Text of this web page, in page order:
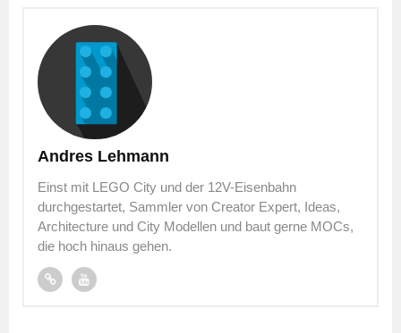
Andres Lehmann
Einst mit LEGO City und der 12V-Eisenbahn
durchgestartet, Sammler von Creator Expert, Ideas,
Architecture und City Modellen und baut gerne MOCs,
die hoch hinaus gehen.